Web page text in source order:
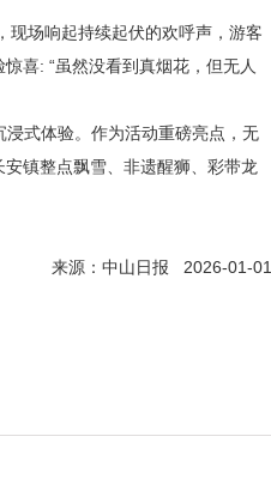
现场响起持续起伏的欢呼声，游客
喜: “虽然没看到真烟花，但无人
式体验。作为活动重磅亮点，无
镇整点飘雪、非遗醒狮、彩带龙
来源：中山日报 2026-01-01